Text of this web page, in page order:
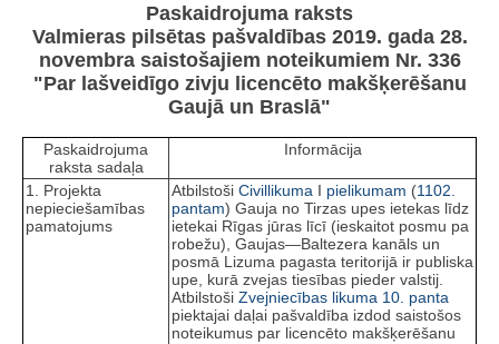
Paskaidrojuma raksts
Valmieras pilsētas pašvaldības 2019. gada 28.
novembra saistošajiem noteikumiem Nr. 336
"Par lašveidīgo zivju licencēto makšķerēšanu
Gaujā un Braslā"
Paskaidrojuma
raksta sadaļa
Informācija
1. Projekta
nepieciešamības
pamatojums
Atbilstoši Civillikuma I pielikumam (1102.
pantam) Gauja no Tirzas upes ietekas līdz
ietekai Rīgas jūras līcī (ieskaitot posmu pa
robežu), Gaujas—Baltezera kanāls un
posmā Lizuma pagasta teritorijā ir publiska
upe, kurā zvejas tiesības pieder valstij.
Atbilstoši Zvejniecības likuma 10. panta
piektajai daļai pašvaldība izdod saistošos
noteikumus par licencēto makšķerēšanu